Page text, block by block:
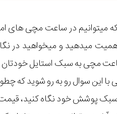
میتوانیم در ساعت مچی
میدهید و میخواهید در
مچی به سبک استایل
سوال رو به رو شوید که چطور
و سبک پوشش خود نگاه